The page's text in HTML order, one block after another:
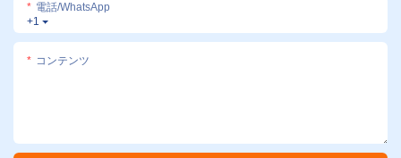
+1
電話/WhatsApp
コンテンツ